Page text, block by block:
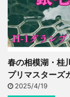
春の相模湖・桂
プリマスターズ
2025/4/19